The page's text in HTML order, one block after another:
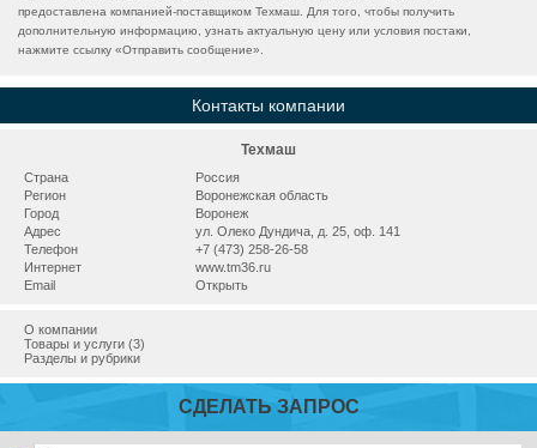
предоставлена компанией-поставщиком Техмаш. Для того, чтобы получить
дополнительную информацию, узнать актуальную цену или условия постаки,
нажмите ссылку «Отправить сообщение».
Контакты компании
Техмаш
Страна
Россия
Регион
Воронежская область
Город
Воронеж
Адрес
ул. Олеко Дундича, д. 25, оф. 141
Телефон
+7 (473) 258-26-58
Интернет
www.tm36.ru
Email
Открыть
О компании
Товары и услуги (3)
Разделы и рубрики
СДЕЛАТЬ ЗАПРОС